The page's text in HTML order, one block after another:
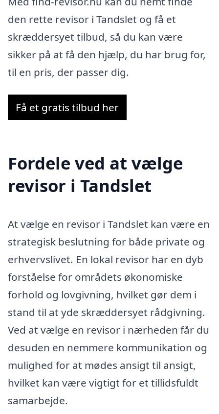
den rette revisor i Tandslet og få et
skræddersyet tilbud, så du kan være
sikker på at få den hjælp, du har brug for,
til en pris, der passer dig.
Få et gratis tilbud her
Fordele ved at vælge
revisor i Tandslet
At vælge en revisor i Tandslet kan være en
strategisk beslutning for både private og
erhvervslivet. En lokal revisor har en dyb
forståelse for områdets økonomiske
forhold og lovgivning, hvilket gør dem i
stand til at yde skræddersyet rådgivning.
Ved at vælge en revisor i nærheden får du
desuden en nemmere kommunikation og
mulighed for at mødes ansigt til ansigt,
hvilket kan være vigtigt for et tillidsfuldt
samarbejde.